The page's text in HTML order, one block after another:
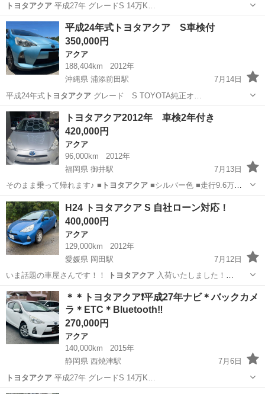
トヨタアクア平成27年 グレードS 14万K…
静岡 焼津市 西焼津駅 アクア トヨタアクア
平成24年式トヨタアクア S車検付
350,000円
アクア
188,404km
2012年
沖縄県 浦添前田駅
7月14日
平成24年式トヨタアクアグレード S TOYOTA純正オ…
沖縄 浦添市 浦添前田駅 アクア トヨタアクア
トヨタアクア2012年 車検2年付き
420,000円
アクア
96,000km
2012年
福岡県 御井駅
7月13日
そのまま乗って帰れます♪ ■ トヨタアクア■シルバー色 ■走行9.6万
km…
福岡 久留米市 御井駅 アクア トヨタアクア
H24 トヨタアクア S 自社ローン対応！
400,000円
アクア
129,000km
2012年
愛媛県 岡田駅
7月12日
いま話題の車屋さんです！！
トヨタアクア入荷いたしました！
129000…
愛媛 伊予郡 岡田駅 アクア トヨタアクア
＊＊トヨタアクア❗️平成27年ナビ＊バックカメ
ラ＊ETC＊Bluetooth‼️
270,000円
アクア
140,000km
2015年
静岡県 西焼津駅
7月6日
トヨタアクア平成27年 グレードS 14万K…